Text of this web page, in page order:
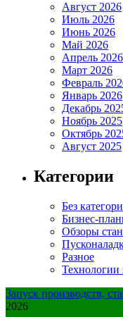
Август 2026
Июль 2026
Июнь 2026
Май 2026
Апрель 2026
Март 2026
Февраль
Январь 2026
Декабрь
Ноябрь 2025
Октябрь
Август 2025
Категории
Без
Бизнес-
Обзоры
Разное
Технологии
Запуск производств,
2026